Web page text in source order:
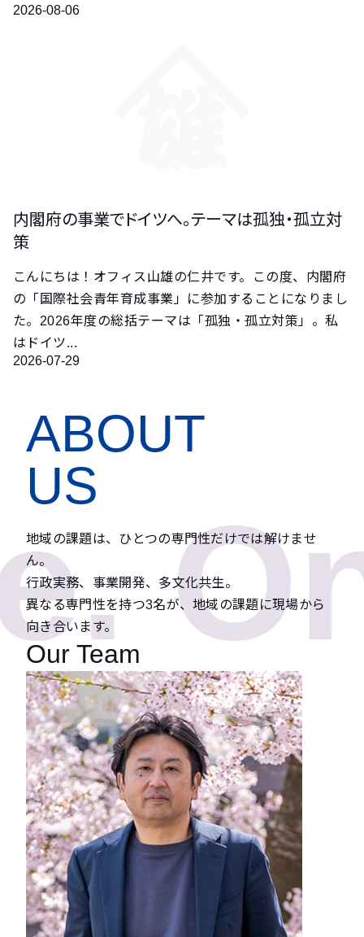
2026-08-06
内閣府の事業でドイツへ。テーマは孤独・孤立対
策
こんにちは！オフィス山雄の仁井です。この度、内閣府
の「国際社会青年育成事業」に参加することになりまし
た。2026年度の総括テーマは「孤独・孤立対策」。私
はドイツ...
2026-07-29
ABOUT
US
地域の課題は、ひとつの専門性だけでは解けませ
ん。
行政実務、事業開発、多文化共生。
異なる専門性を持つ3名が、地域の課題に現場から
向き合います。
Our Team